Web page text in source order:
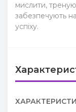
мислити,
забезпечують
успіху.